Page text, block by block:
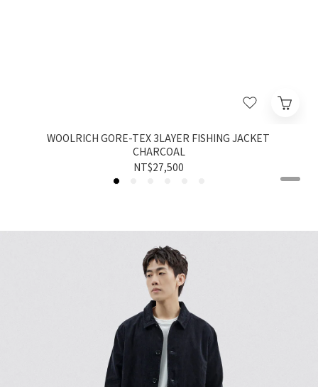
WOOLRICH GORE-TEX 3LAYER FISHING JACKET
CHARCOAL
NT$27,500